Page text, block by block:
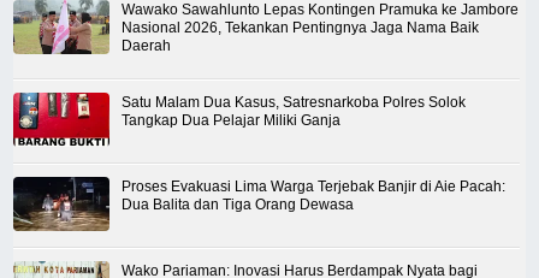
Wawako Sawahlunto Lepas Kontingen Pramuka ke Jambore
Nasional 2026, Tekankan Pentingnya Jaga Nama Baik
Daerah
Satu Malam Dua Kasus, Satresnarkoba Polres Solok
Tangkap Dua Pelajar Miliki Ganja
Proses Evakuasi Lima Warga Terjebak Banjir di Aie Pacah:
Dua Balita dan Tiga Orang Dewasa
Wako Pariaman: Inovasi Harus Berdampak Nyata bagi